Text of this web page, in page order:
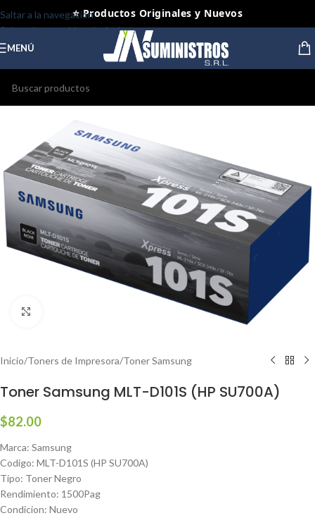
Saltar a la navegación
Saltar al contenido principal
⭐ Productos Originales y Nuevos
MENÚ
Inicio/Toners de Impresora/Toner Samsung
Toner Samsung MLT-D101S (HP SU700A)
$82.00
Marca: Samsung
Codigo: MLT-D101S (HP SU700A)
Tipo: Toner Negro
Rendimiento: 1500Pag
Condicion: Nuevo